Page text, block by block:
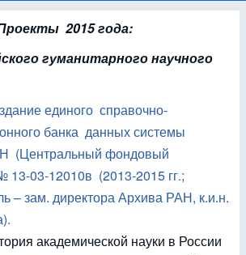
2015 года:
гуманитарного научного
единого справочно-
банка данных системы
(Центральный фондовый
13-03-12010в (2013-2015 гг.;
– зам. директора Архива РАН, к.и.н.
академической науки в России